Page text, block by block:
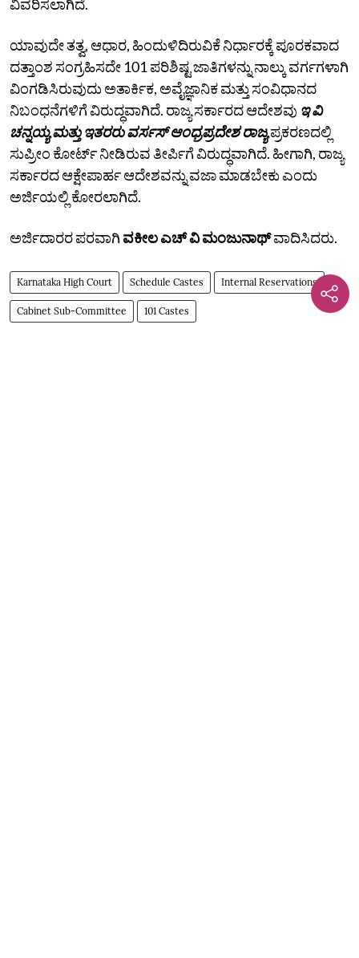
ವಿವರಿಸಲಾಗಿದೆ.
ಯಾವುದೇ ತತ್ವ, ಆಧಾರ, ಹಿಂದುಳಿದಿರುವಿಕೆ ನಿರ್ಧಾರಕ್ಕೆ ಪೂರಕವಾದ
ದತ್ತಾಂಶ ಸಂಗ್ರಹಿಸದೇ 101 ಪರಿಶಿಷ್ಟ ಜಾತಿಗಳನ್ನು ನಾಲ್ಕು ವರ್ಗಗಳಾಗಿ
ವಿಂಗಡಿಸಿರುವುದು ಅತಾರ್ಕಿಕ, ಅವೈಜ್ಞಾನಿಕ ಮತ್ತು ಸಂವಿಧಾನದ
ನಿಬಂಧನೆಗಳಿಗೆ ವಿರುದ್ಧವಾಗಿದೆ. ರಾಜ್ಯ ಸರ್ಕಾರದ ಆದೇಶವು ಇ ವಿ
ಚನ್ನಯ್ಯ ಮತ್ತು ಇತರರು ವರ್ಸಸ್‌ ಆಂಧ್ರಪ್ರದೇಶ ರಾಜ್ಯಪ್ರಕರಣದಲ್ಲಿ
ಸುಪ್ರೀಂ ಕೋರ್ಟ್‌ ನೀಡಿರುವ ತೀರ್ಪಿಗೆ ವಿರುದ್ಧವಾಗಿದೆ. ಹೀಗಾಗಿ, ರಾಜ್ಯ
ಸರ್ಕಾರದ ಆಕ್ಷೇಪಾರ್ಹ ಆದೇಶವನ್ನು ವಜಾ ಮಾಡಬೇಕು ಎಂದು
ಅರ್ಜಿಯಲ್ಲಿ ಕೋರಲಾಗಿದೆ.
ಅರ್ಜಿದಾರರ ಪರವಾಗಿವಕೀಲ ಎಚ್‌ ವಿ ಮಂಜುನಾಥ್‌ವಾದಿಸಿದರು.
Karnataka High Court Schedule Castes Internal Reservations
Cabinet Sub-Committee 101 Castes